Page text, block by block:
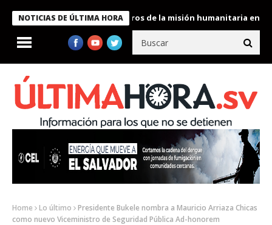
NOTICIAS DE ÚLTIMA HORA
condecora a miembros de la misión humanitaria enviada a
Home Lo último
Presidente Bukele nombra a Mauricio Arriaza Chicas
como nuevo Viceministro de Seguridad Pública Ad-honorem